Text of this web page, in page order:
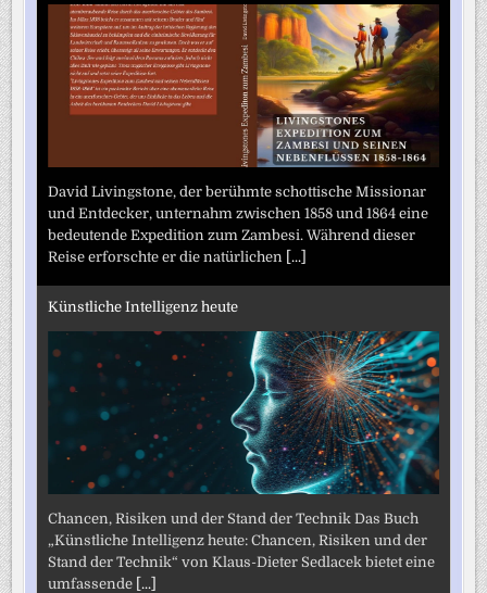
David Livingstone, der berühmte schottische Missionar
und Entdecker, unternahm zwischen 1858 und 1864 eine
bedeutende Expedition zum Zambesi. Während dieser
Reise erforschte er die natürlichen [...]
Künstliche Intelligenz heute
Chancen, Risiken und der Stand der Technik Das Buch
„Künstliche Intelligenz heute: Chancen, Risiken und der
Stand der Technik“ von Klaus-Dieter Sedlacek bietet eine
umfassende [...]